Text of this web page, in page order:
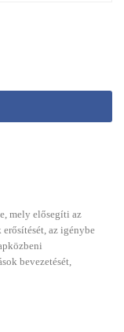
mely elősegíti az
az igénybe
bevezetését,